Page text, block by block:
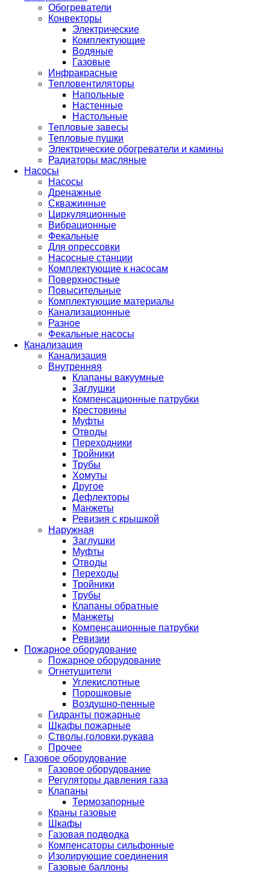
Обогреватели
Конвекторы
Электрические
Комплектующие
Водяные
Газовые
Инфракрасные
Тепловентиляторы
Напольные
Настенные
Настольные
Тепловые завесы
Тепловые пушки
Электрические обогреватели и камины
Радиаторы масляные
Насосы
Насосы
Дренажные
Скважинные
Циркуляционные
Вибрационные
Фекальные
Для опрессовки
Насосные станции
Комплектующие к насосам
Поверхностные
Повысительные
Комплектующие материалы
Канализационные
Разное
Фекальные насосы
Канализация
Канализация
Внутренняя
Клапаны вакуумные
Заглушки
Компенсационные патрубки
Крестовины
Муфты
Отводы
Переходники
Тройники
Трубы
Хомуты
Другое
Дефлекторы
Манжеты
Ревизия с крышкой
Наружная
Заглушки
Муфты
Отводы
Переходы
Тройники
Трубы
Клапаны обратные
Манжеты
Компенсационные патрубки
Ревизии
Пожарное оборудование
Пожарное оборудование
Огнетушители
Углекислотные
Порошковые
Воздушно-пенные
Гидранты пожарные
Шкафы пожарные
Стволы,головки,рукава
Прочее
Газовое оборудование
Газовое оборудование
Регуляторы давления газа
Клапаны
Термозапорные
Краны газовые
Шкафы
Газовая подводка
Компенсаторы сильфонные
Изолирующие соединения
Газовые баллоны